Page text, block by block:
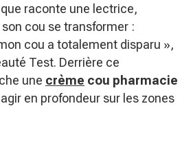
raconte une lectrice,
son cou se transformer :
cou a totalement disparu »,
Test. Derrière ce
une crème cou pharmacie
en profondeur sur les zones